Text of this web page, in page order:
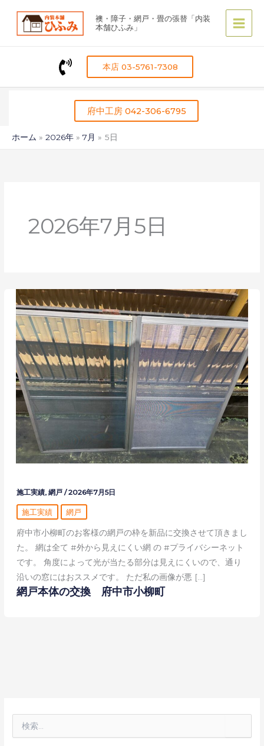
襖・障子・網戸・畳の張替「内装
本舗ひふみ」
本店 03-5761-7308
府中工房 042-306-6795
ホーム 2026年 7月 5日
2026年7月5日
施工実績, 網戸/2026年7月5日
施工実績 網戸
府中市小柳町のお客様の網戸の枠を新品に交換させて頂きまし
た。 網は全て #外から見えにくい網 の #プライバシーネット
です。 角度によって光が当たる部分は見えにくいので、通り
沿いの窓にはおススメです。 ただ私の画像が悪 […]
網戸本体の交換 府中市小柳町
索